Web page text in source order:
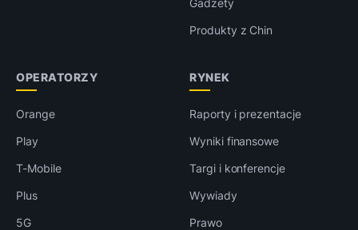
Gadżety
Produkty z Chin
OPERATORZY
Orange
Play
T-Mobile
Plus
5G
RYNEK
Raporty i prezentacje
Wyniki finansowe
Targi i konferencje
Wywiady
Prawo